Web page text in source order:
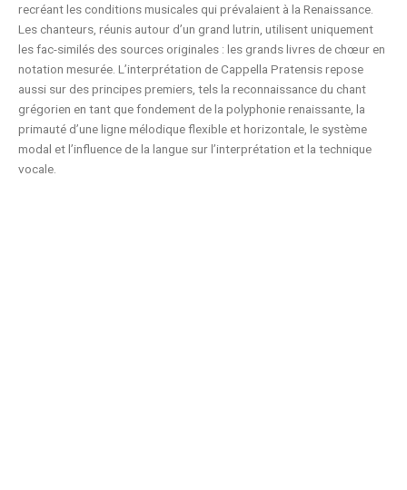
recréant les conditions musicales qui prévalaient à la Renaissance.
Les chanteurs, réunis autour d’un grand lutrin, utilisent uniquement
les fac-similés des sources originales : les grands livres de chœur en
notation mesurée. L’interprétation de Cappella Pratensis repose
aussi sur des principes premiers, tels la reconnaissance du chant
grégorien en tant que fondement de la polyphonie renaissante, la
primauté d’une ligne mélodique flexible et horizontale, le système
modal et l’influence de la langue sur l’interprétation et la technique
vocale.